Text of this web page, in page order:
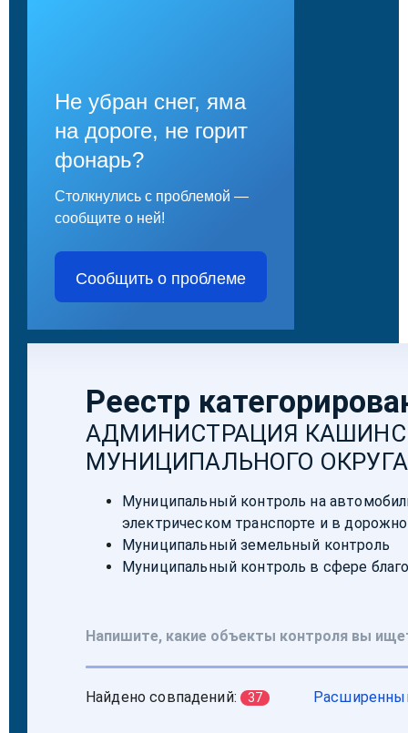
Не убран снег, яма
на дороге, не горит
фонарь?
Столкнулись с проблемой —
сообщите о ней!
Сообщить о проблеме